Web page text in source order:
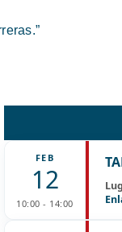
FEB
12
10:00 - 14:00